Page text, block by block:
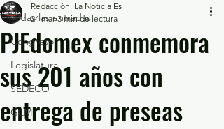
Todas las entradas
Congreso
Legislatura
SEDECO
GEM
PJEdomex conmemora
sus 201 años con
entrega de preseas
Redacción: La Noticia Es
24 mar 3 min de lectura